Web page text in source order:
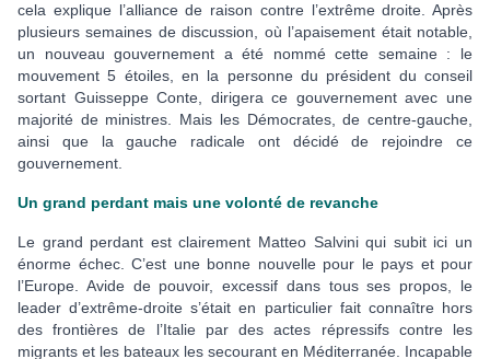
cela explique l’alliance de raison contre l’extrême droite. Après
plusieurs semaines de discussion, où l’apaisement était notable,
un nouveau gouvernement a été nommé cette semaine : le
mouvement 5 étoiles, en la personne du président du conseil
sortant Guisseppe Conte, dirigera ce gouvernement avec une
majorité de ministres. Mais les Démocrates, de centre-gauche,
ainsi que la gauche radicale ont décidé de rejoindre ce
gouvernement.
Un grand perdant mais une volonté de revanche
Le grand perdant est clairement Matteo Salvini qui subit ici un
énorme échec. C’est une bonne nouvelle pour le pays et pour
l’Europe. Avide de pouvoir, excessif dans tous ses propos, le
leader d’extrême-droite s’était en particulier fait connaître hors
des frontières de l’Italie par des actes répressifs contre les
migrants et les bateaux les secourant en Méditerranée. Incapable